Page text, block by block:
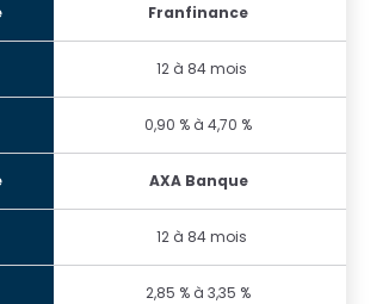
Franfinance
12 à 84 mois
0,90 % à 4,70 %
AXA Banque
12 à 84 mois
2,85 % à 3,35 %